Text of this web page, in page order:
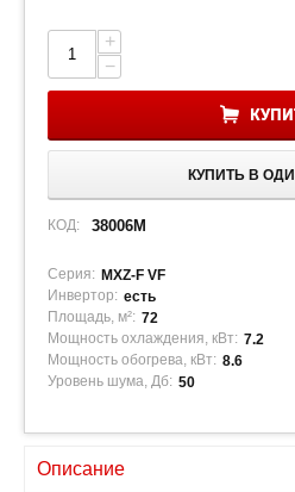
+
−
КУПИТЬ В
КОД: 38006M
Серия: MXZ-F VF
Инвертор: есть
Площадь, м²: 72
Мощность охлаждения, кВт: 7.2
Мощность обогрева, кВт: 8.6
Уровень шума, Дб: 50
Описание